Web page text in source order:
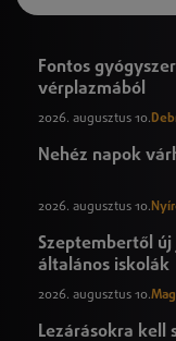
Fontos
vérplazmából
2026. augusztus 10.
Nehéz napok
2026. augusztus 10.
Szeptembertől
általános iskolák
2026. augusztus 10.
Lezárásokra kell